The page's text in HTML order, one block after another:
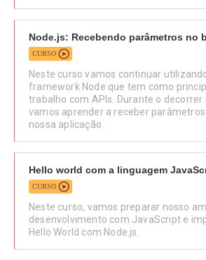
Node.js: Recebendo parâmetros no
CURSO
Neste curso vamos continuar
framework Node que tem como
trabalho com APIs. Durante o decorrer
vamos aprender a receber
nossa aplicação.
Hello world com a linguagem
CURSO
Neste curso, vamos preparar nosso
desenvolvimento com JavaScript e
Hello World com Node.js.